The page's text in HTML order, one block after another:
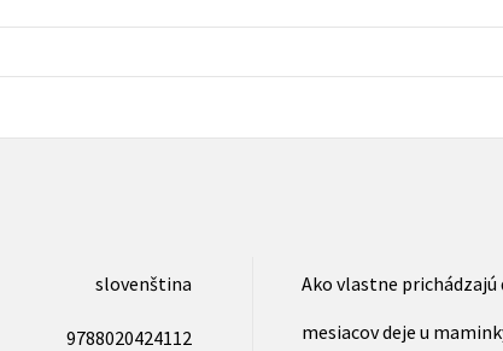
Příroda a zahrada
Všechny tituly
slovenština
9788020424112
Ako vlastne prichádzajú
mesiacov deje u